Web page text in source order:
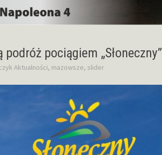
pociągiem „Słoneczny”
Aktualności, mazowsze, slider